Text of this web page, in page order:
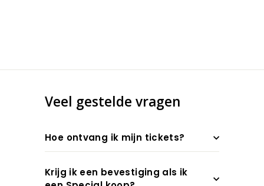
Veel gestelde vragen
Hoe ontvang ik mijn tickets?
Krijg ik een bevestiging als ik